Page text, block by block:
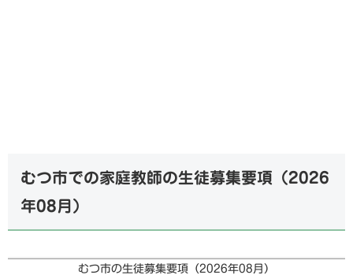
むつ市での家庭教師の生徒募集要項（2026
年08月 ）
むつ市の生徒募集要項（2026年08月 ）